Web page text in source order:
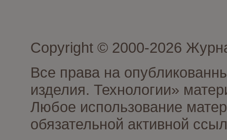
Copyright © 2000-2026
Все права на
изделия. Технологии»
Любое использование
обязательной активной